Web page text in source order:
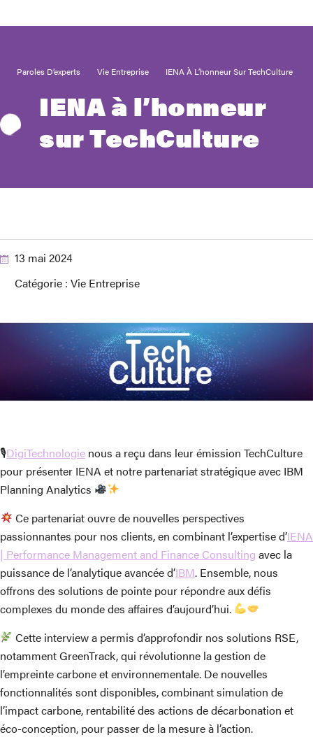
Paroles D’experts Vie Entreprise IENA À L’honneur Sur TechCulture
IENA à l’honneur
sur TechCulture
13 mai 2024
Catégorie : Vie Entreprise
🎙DigiTechnologie nous a reçu dans leur émission TechCulture
pour présenter IENA et notre partenariat stratégique avec IBM
Planning Analytics
Ce partenariat ouvre de nouvelles perspectives
passionnantes pour nos clients, en combinant l’expertise d’IENA
| Performance Management and Finance Consulting avec la
puissance de l’analytique avancée d’IBM. Ensemble, nous
offrons des solutions de pointe pour répondre aux défis
complexes du monde des affaires d’aujourd’hui.
Cette interview a permis d’approfondir nos solutions RSE,
notamment GreenTrack, qui révolutionne la gestion de
l’empreinte carbone et environnementale. De nouvelles
fonctionnalités sont disponibles, combinant simulation de
l’impact carbone, rentabilité des actions de décarbonation et
éco-conception, pour passer de la mesure à l’action.